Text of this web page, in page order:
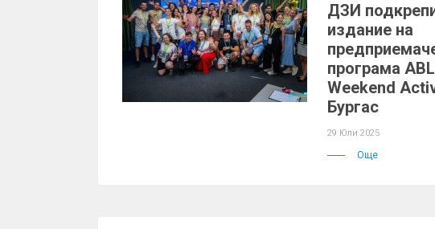
ДЗИ
издание на
програма
Weekend
Бургас
29 Юли 2025
Още